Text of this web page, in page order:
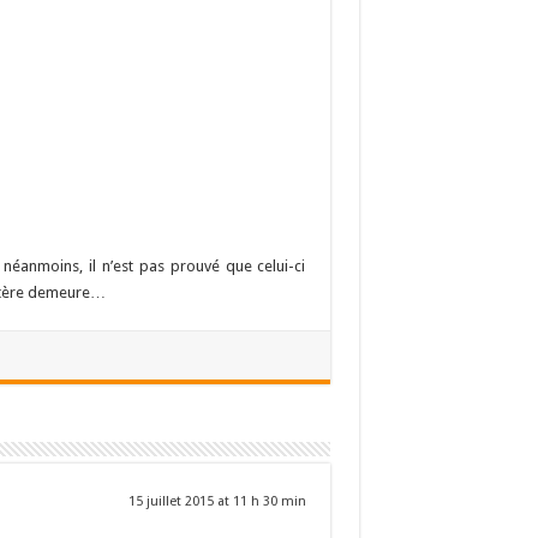
il n’est pas prouvé que celui-ci
demeure…
15 juillet 2015 at 11 h 30 min